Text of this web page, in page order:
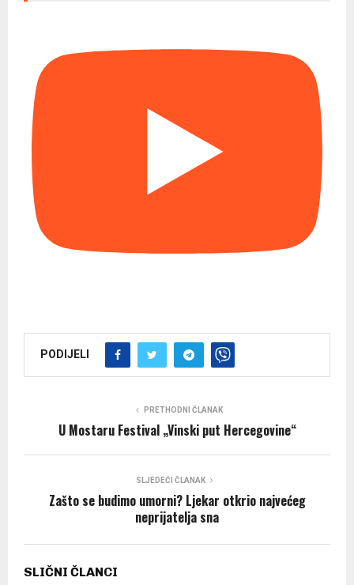
PODIJELI
PRETHODNI ČLANAK
U Mostaru Festival „Vinski put Hercegovine“
SLJEDEĆI ČLANAK
Zašto se budimo umorni? Ljekar otkrio najvećeg
neprijatelja sna
SLIČNI ČLANCI